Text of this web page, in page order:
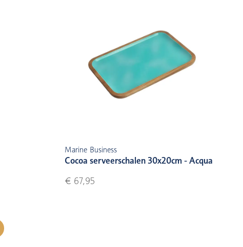
Marine Business
Cocoa serveerschalen 30x20cm - Acqua
€ 67,95